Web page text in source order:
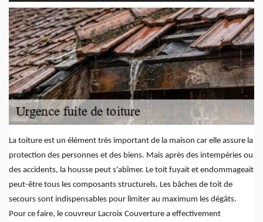
La toiture est un élément très important de la maison car elle assure la
protection des personnes et des biens. Mais après des intempéries ou
des accidents, la housse peut s'abîmer. Le toit fuyait et endommageait
peut-être tous les composants structurels. Les bâches de toit de
secours sont indispensables pour limiter au maximum les dégâts.
Pour ce faire, le couvreur Lacroix Couverture a effectivement